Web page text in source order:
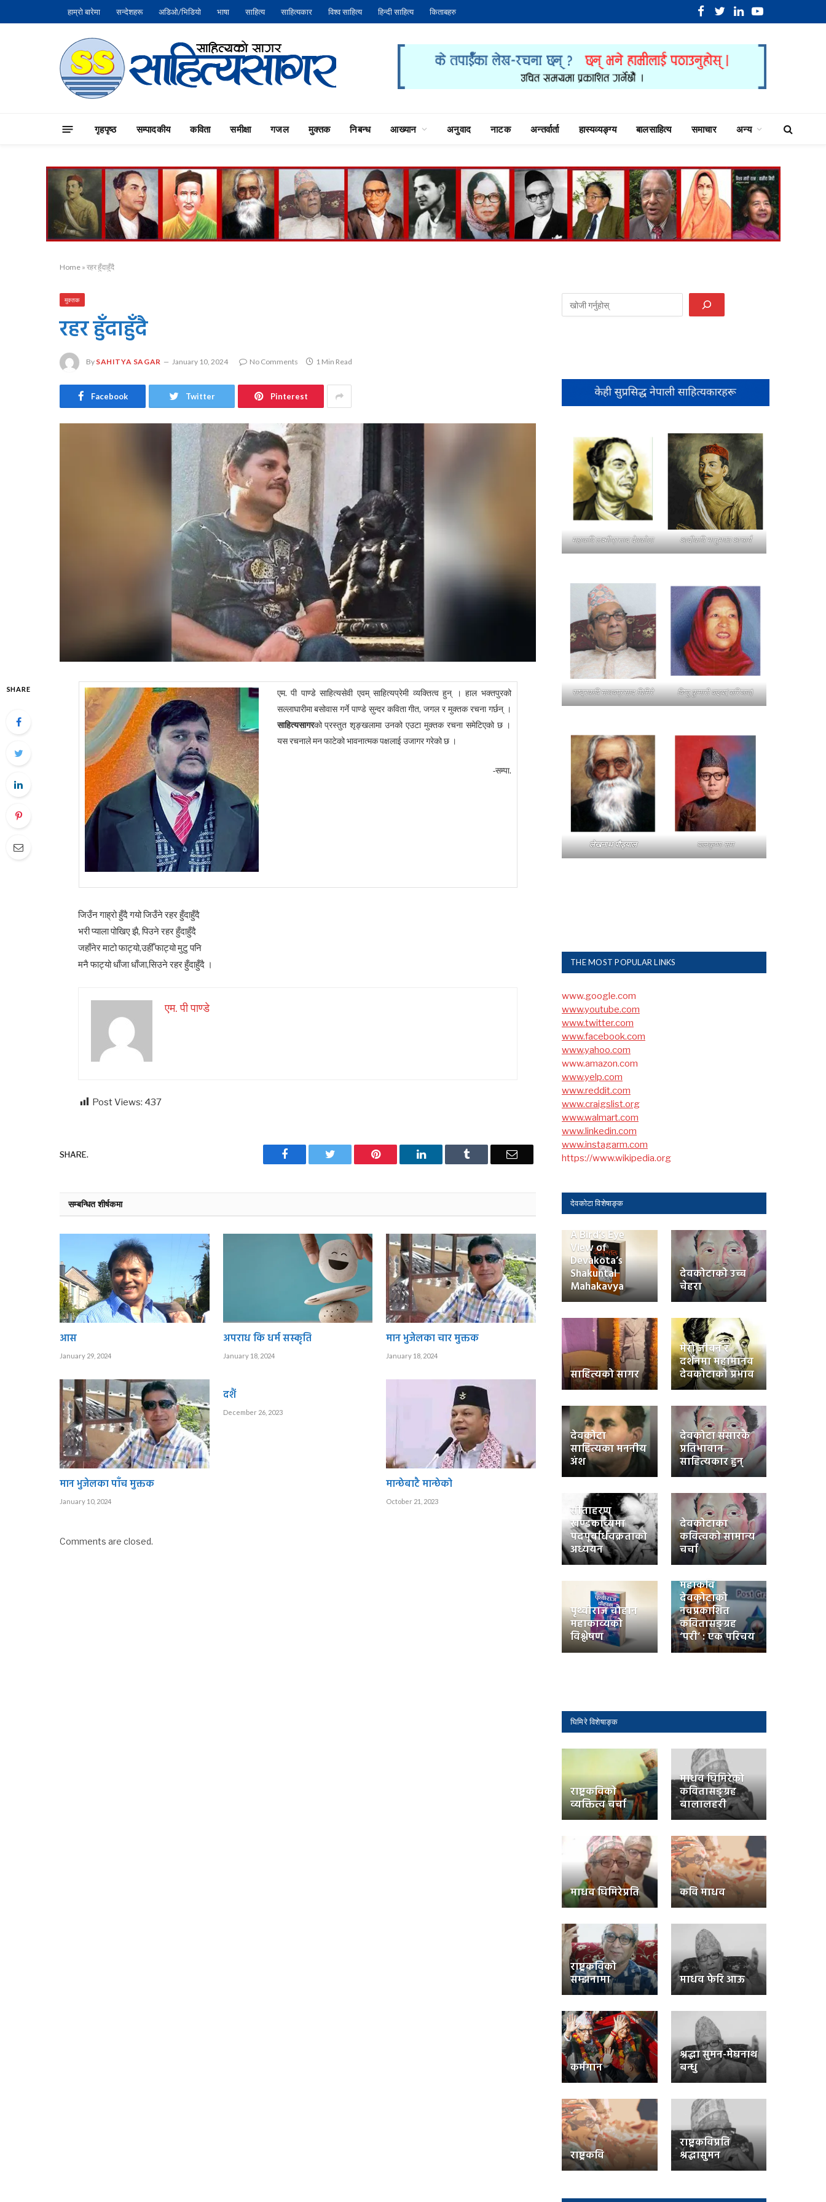
हाम्रो बारेमा सन्देशहरू अडिओ/भिडियो भाषा साहित्य साहित्यकार विश्व साहित्य हिन्दी साहित्य किताबहरु
Facebook
TwitterLinkedInYouTube
गृहपृष्‍ठ सम्पादकीय कविता समीक्षा गजल मुक्तक निबन्ध आख्यान अनुवाद नाटक अन्तर्वार्ता हास्यव्यङ्ग्य बालसाहित्य समाचार अन्य
Home » रहर हुँदाहुँदै
मुक्तक
रहर हुँदाहुँदै
By SAHITYA SAGAR January 10, 2024 No Comments 1 Min Read
Facebook Twitter Pinterest
SHARE
एम. पी पाण्डे साहित्यसेवी एवम् साहित्यप्रेमी व्यक्तित्व हुन् । हाल भक्तपुरको
सल्लाघारीमा बसोवास गर्ने पाण्डे सुन्दर कविता गीत, जगल र मुक्तक रचना गर्छन् ।
साहित्यसागरको प्रस्तुत शृङ्खलामा उनको एउटा मुक्तक रचना समेटिएको छ ।
यस रचनाले मन फाटेको भावनात्मक पक्षलाई उजागर गरेको छ ।
-सम्पा.
जिउँन गाह्रो हुँदै गयो जिउँने रहर हुँदाहुँदै
भरी प्याला पोखिए झै, पिउने रहर हुँदाहुँदै
जहाँनेर माटो फाट्यो,उहीँ फाट्यो मुटु पनि
मनै फाट्यो धाँजा धाँजा,सिउने रहर हुँदाहुँदै ।
एम. पी पाण्डे
Post Views: 437
SHARE. Facebook Twitter Pinterest LinkedIn Tumblr Email
सम्बन्धित शीर्षकमा
आस
January 29, 2024
अपराध कि धर्म सस्कृति
January 18, 2024
मान भुजेलका चार मुक्तक
January 18, 2024
मान भुजेलका पाँच मुक्तक
January 10, 2024
दशैं
December 26, 2023
मान्छेबाटै मान्छेको
October 21, 2023
Comments are closed.
महाकवि लक्ष्मीप्रसाद देवकोटा आदीकवि भानुभक्त आचार्य
राष्ट्रकवि माधवप्रसाद घिमिरे विष्णु कुमारी वाइबा(पारिजात)
लेखनाथ पौड्याल बालकृष्ण-सम
THE MOST POPULAR LINKS
www.google.com
www.youtube.com
www.twitter.com
www.facebook.com
www.yahoo.com
www.amazon.com
www.yelp.com
www.reddit.com
www.craigslist.org
www.walmart.com
www.linkedin.com
www.instagarm.com
https://www.wikipedia.org
देवकोटा विशेषाङ्क
A Bird’s Eye
View of
Devakota’s
Shakuntal
Mahakavya
देवकोटाको उच्च
चेहरा
साहित्यको सागर
मेरो जीवन र
दर्शनमा महामानव
देवकोटाको प्रभाव
देवकोटा
साहित्यका मननीय
अंश
देवकोटा संसारकै
प्रतिभावान
साहित्यकार हुन्
सीताहरण
खण्डकाव्यमा
पदपूर्वार्धवक्रताको
अध्ययन
देवकोटाका
कवित्वको सामान्य
चर्चा
पृथ्वीराज चौहान
महाकाव्यको
विश्लेषण
महाकवि
देवकोटाको
नवप्रकाशित
कवितासङ्ग्रह
‘परी’ : एक परिचय
घिमिरे विशेषाङ्क
राष्ट्रकविको
व्यक्तित्व चर्चा
माधव घिमिरेको
कवितासङ्ग्रह
बालालहरी
माधव घिमिरेप्रति कवि माधव
राष्ट्रकविको
सम्झनामा माधव फेरि आऊ
कर्मगान
श्रद्धा सुमन-मेघनाथ
बन्धु
राष्ट्रकवि
राष्ट्रकविप्रति
श्रद्धासुमन